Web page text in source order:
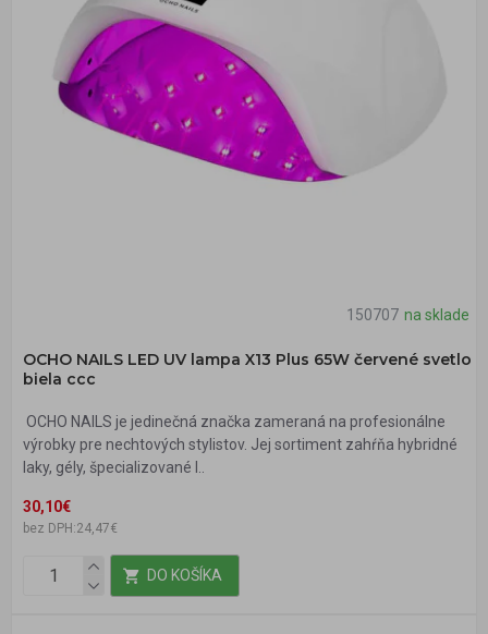
150707 na sklade
OCHO NAILS LED UV lampa X13 Plus 65W červené svetlo
biela ccc
OCHO NAILS je jedinečná značka zameraná na profesionálne
výrobky pre nechtových stylistov. Jej sortiment zahŕňa hybridné
laky, gély, špecializované l..
30,10€
bez DPH:24,47€
DO KOŠÍKA